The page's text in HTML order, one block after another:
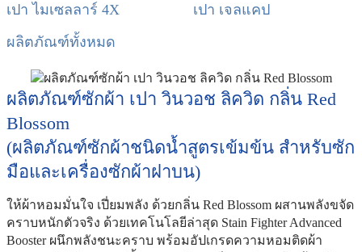
เปา ไมเซลลาร์ 4X
เปา เจลแคป
ผลิตภัณฑ์ทั้งหมด
ผลิตภัณฑ์ซักผ้า เปา วินวอช ลิควิด กลิ่น Red
Blossom
(ผลิตภัณฑ์ซักผ้าชนิดน้ำสูตรเข้มข้น สำหรับซัก
มือและเครื่องซักผ้าฝาบน)
ให้ผ้าหอมมั่นใจ เปี่ยมพลัง ด้วยกลิ่น Red Blossom ผสานพลังขจัด
คราบหนักตัวจริง ด้วยเทคโนโลยีล่าสุด Stain Fighter Advanced
Booster ผนึกพลังชนะคราบ พร้อมอัปเกรดความหอมติดผ้า